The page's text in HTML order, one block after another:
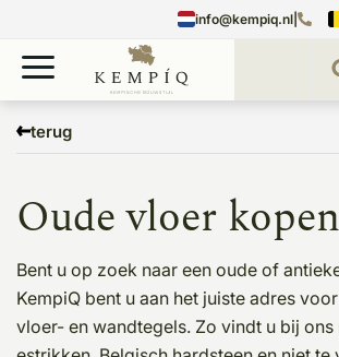
info@kempiq.nl
terug
Vloeren Oude vloeren
Oude vloer
Bent u op zoek naar een oude of
KempiQ bent u aan het juiste adres
vloer- en wandtegels. Zo vindt u bij ons